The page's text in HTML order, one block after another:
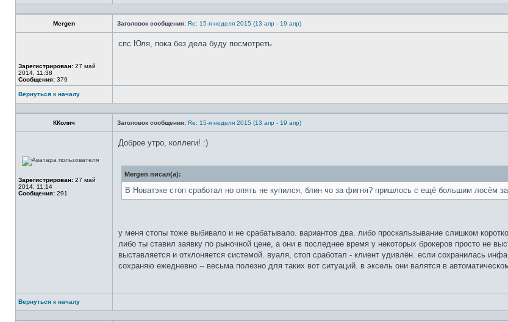
Профиль
Mergen Заголовок сообщения: Re: 15-я неделя 2015 (13 апр - 19 апр)
сети
Зарегистрирован: 27 май
2014, 11:38
Сообщения: 379
спс Юля, пока без дела буду посмотреть
Вернуться к началу
Профиль
ККолич Заголовок сообщения: Re: 15-я неделя 2015 (13 апр - 19 апр)
в
Зарегистрирован: 27 май
2014, 11:14
Сообщения: 291
Доброе утро, коллеги! :)
Mergen писал(а):
В Новатэке стоп сработал но опять не купился, блин чо за фигня? пришлось с ещё большим лосём
у меня стопы тоже выбивало и не срабатывало. вариантов два. либо проскальзывание слишком
либо ты ставил заявку по рыночной цене, а они в последнее время у некоторых брокеров просто не
выставляется и отклоняется системой. вуаля, стоп сработал - клиент удивлён. если сохранилась
сохраняю ежедневно -- весьма полезно для таких вот ситуаций. в эксель они валятся в
Вернуться к началу
Профиль